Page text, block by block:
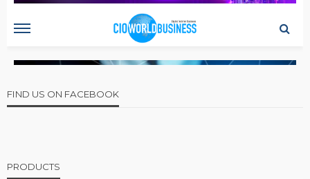
FIND US ON FACEBOOK
PRODUCTS